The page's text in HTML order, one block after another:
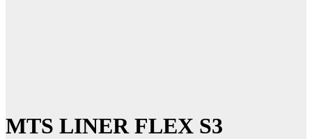
MTS LINER FLEX S3